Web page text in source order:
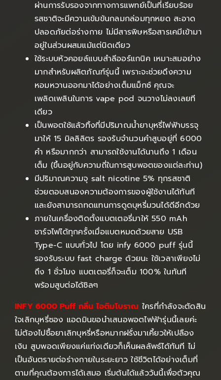
ผ่านการรับรองจากทางการแพทย์เป็นที่เรียบร้อย
รสชาติจะมีความเข้มข้นกลมกล่อมทุกหยด สะอาด
ปลอดภัยต่อร่างกาย ไม่มีสารพิษหรือสารเคมีเข้ามา
อยู่ในส่วนผสมแม้แต่นิดเดียว
ใช้ระบบหัวคอยล์แบบสำลีออร์แกนิค เหมาะสมอย่าง
มากสำหรับผลิตภัณฑ์รุ่นนี้ เพราะจะช่วยดึงความ
หอมหวานออกมาได้อย่างเต็มแม็กซ์ คุณจะ
เพลิดเพลินในการ vape pod จนวางไม่ลงเลยที
เดียว
เป็นพอตใช้แล้วทิ้งที่มีปริมาณน้ำยาบุหรี่ไฟฟ้าบรรจุ
มาให้ 15 มิลลิลิตร รองรับจำนวนคำสูบอยู่ที่ 6000
คำ หรือมากกว่า สามารถใช้งานได้นานถึง 1 เดือน
เต็ม (ขึ้นอยู่กับความถี่ในการสูบพอตของแต่ละท่าน)
มีปริมาณความจุ salt nicotine 5% ทุกรสชาติ
ช่วยตอบสนองความต้องการของผู้ใช้งานได้ทันที
และยังสามารถทดแทนการดูดบุหรี่มวนได้ดีอีกด้วย
ภายในเครื่องติดตั้งแบตเตอรี่มาให้ 550 mAh
ชาร์จไฟได้ทุกครั้งเมื่อแบตหมดด้วยสาย USB
Type-C แบบทั่วไป โดย infy 6000 puff รุ่นนี้
รองรับระบบ fast charge ด้วยนะ ใช้เวลาเพียงไม่
ถึง 1 ชั่วโมง แบตเตอรี่ก็จะเต็ม 100% ในทันที
พร้อมสูบต่อได้ชิลๆ
INFY 6000 Puff กลิ่นไอติมโบราณ ใครที่กำลังจะตัดสิน
ใจเลิกบุหรี่ซอง แอดมินขอนำเสนอพอตไฟฟ้ารุ่นนี้เลยค่ะ
ไม่ต้องไปซื้อยาเลิกบุหรี่หรือหมากฝรั่งมาเคี้ยวให้เปลือง
เงิน สูบพอดเพียงแค่แท่งเดียวก็เห็นผลลัพธ์ได้ทันที ไม่
เป็นอันตรายต่อร่างกายในระยะยาว ใช้ชีวิตได้อย่างเต็มที่
ตามที่คุณต้องการได้เสมอ เริ่มต้นได้แล้ววันนี้เพื่อตัวคุณ